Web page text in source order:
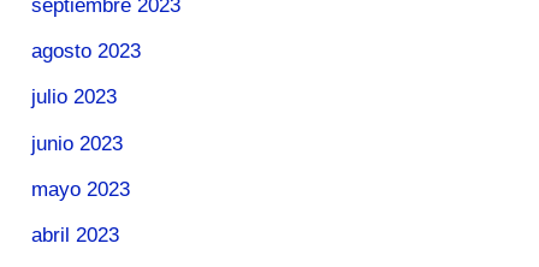
septiembre 2023
agosto 2023
julio 2023
junio 2023
mayo 2023
abril 2023